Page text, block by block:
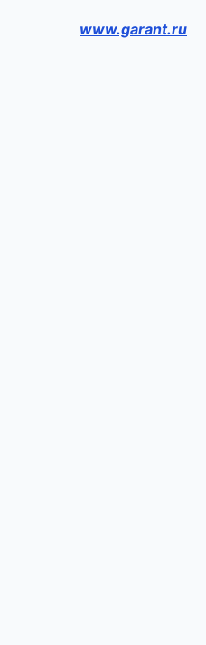
www.garant.ru